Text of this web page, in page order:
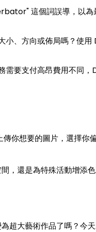
這個詞誤導，以
小、方向或佈局嗎？使
需要支付高昂費用不同
你想要的圖片，選擇你
，還是為特殊活動增添
超大藝術作品了嗎？